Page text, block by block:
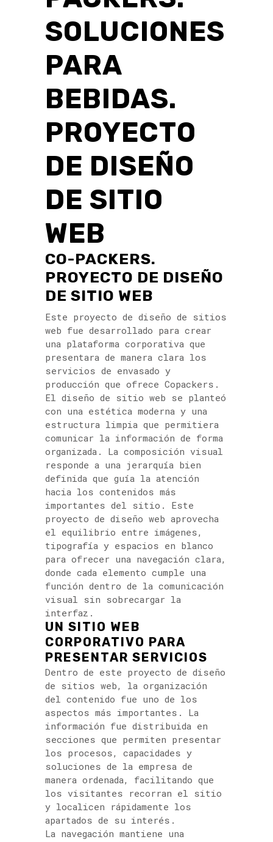
SOLUCIONES
PARA
BEBIDAS.
PROYECTO
DE DISEÑO
DE SITIO
WEB
CO-PACKERS.
PROYECTO DE DISEÑO
DE SITIO WEB
Este proyecto de diseño de sitios
web fue desarrollado para crear
una plataforma corporativa que
presentara de manera clara los
servicios de envasado y
producción que ofrece Copackers.
El diseño de sitio web se planteó
con una estética moderna y una
estructura limpia que permitiera
comunicar la información de forma
organizada. La composición visual
responde a una jerarquía bien
definida que guía la atención
hacia los contenidos más
importantes del sitio. Este
proyecto de diseño web aprovecha
el equilibrio entre imágenes,
tipografía y espacios en blanco
para ofrecer una navegación clara,
donde cada elemento cumple una
función dentro de la comunicación
visual sin sobrecargar la
interfaz.
UN SITIO WEB
CORPORATIVO PARA
PRESENTAR SERVICIOS
Dentro de este proyecto de diseño
de sitios web, la organización
del contenido fue uno de los
aspectos más importantes. La
información fue distribuida en
secciones que permiten presentar
los procesos, capacidades y
soluciones de la empresa de
manera ordenada, facilitando que
los visitantes recorran el sitio
y localicen rápidamente los
apartados de su interés.
La navegación mantiene una